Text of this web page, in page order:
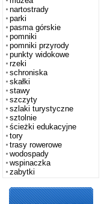
nartostrady
parki
pasma górskie
pomniki
pomniki przyrody
punkty widokowe
rzeki
schroniska
skałki
stawy
szczyty
szlaki turystyczne
sztolnie
ścieżki edukacyjne
tory
trasy rowerowe
wodospady
wspinaczka
zabytki